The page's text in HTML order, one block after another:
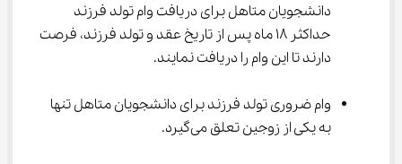
دانشجویان متاهل برای دریافت وام تولد فرزند
حداکثر 18 ماه پس از تاریخ عقد و تولد فرزند، فرصت
دارند تا این وام را دریافت نمایند.
وام ضروری تولد فرزند برای دانشجویان متاهل تنها
به یکی از زوجین تعلق می‌گیرد.